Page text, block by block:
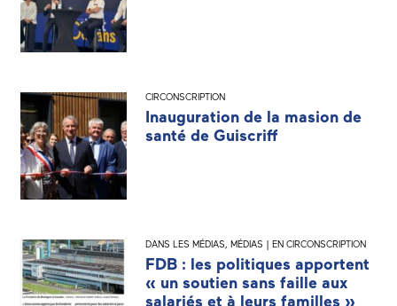
CIRCONSCRIPTION
Inauguration de la masion de
santé de Guiscriff
DANS LES MÉDIAS, MÉDIAS | EN CIRCONSCRIPTION
FDB : les politiques apportent
« un soutien sans faille aux
salariés et à leurs familles »